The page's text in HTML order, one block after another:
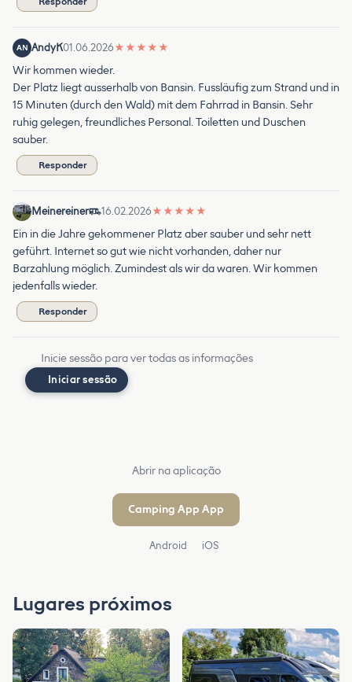
AN AndyK01.06.2026★ ★ ★ ★ ★
Wir kommen wieder.
Der Platz liegt ausserhalb von Bansin. Fussläufig zum Strand und in
15 Minuten (durch den Wald) mit dem Fahrrad in Bansin. Sehr
ruhig gelegen, freundliches Personal. Toiletten und Duschen
sauber.
Responder
Meinereiner 16.02.2026★ ★ ★ ★ ★
Ein in die Jahre gekommener Platz aber sauber und sehr nett
geführt. Internet so gut wie nicht vorhanden, daher nur
Barzahlung möglich. Zumindest als wir da waren. Wir kommen
jedenfalls wieder.
Responder
Inicie sessão para ver todas as informações
Iniciar sessão
Abrir na aplicação
Camping App App
Android iOS
Lugares próximos